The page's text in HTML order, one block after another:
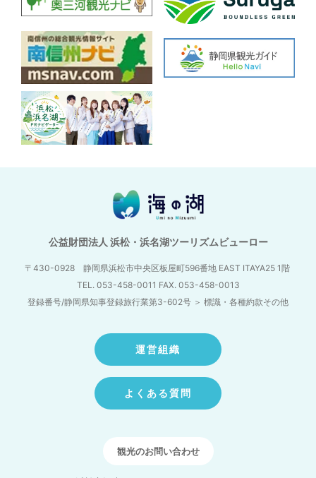
公益財団法人 浜松・浜名湖ツーリズムビューロー
〒430-0928 静岡県浜松市中央区板屋町596番地 EAST ITAYA25 1階
TEL. 053-458-0011 FAX. 053-458-0013
登録番号/静岡県知事登録旅行業第3-602号 ＞ 標識・各種約款その他
運営組織
よくある質問
観光のお問い合わせ